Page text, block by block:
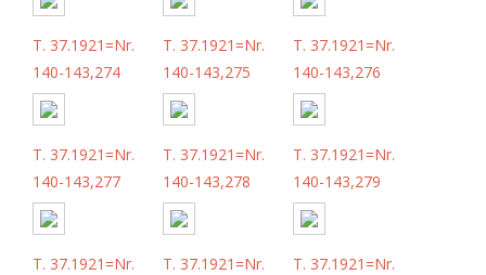
T. 37.1921=Nr.
140-143,274
T. 37.1921=Nr.
140-143,275
T. 37.1921=Nr.
140-143,276
T. 37.1921=Nr.
140-143,277
T. 37.1921=Nr.
140-143,278
T. 37.1921=Nr.
140-143,279
T. 37.1921=Nr.
T. 37.1921=Nr.
T. 37.1921=Nr.